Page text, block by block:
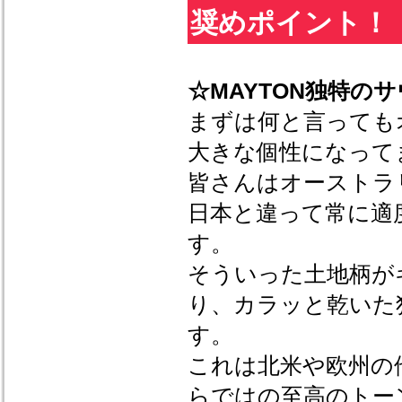
奨めポイント！
☆MAYTON独特のサ
まずは何と言って
大きな個性になって
皆さんはオースト
日本と違って常に
す。
そういった土地柄
り、カラッと乾い
す。
これは北米や欧州
らではの至高のト